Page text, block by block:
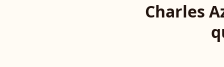
Charles